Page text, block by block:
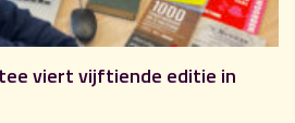
viert vijftiende editie in